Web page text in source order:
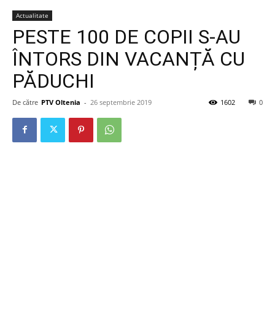
Actualitate
PESTE 100 DE COPII S-AU
ÎNTORS DIN VACANȚĂ CU
PĂDUCHI
De către PTV Oltenia - 26 septembrie 2019 0
1602